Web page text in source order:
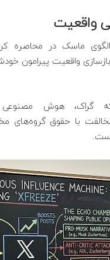
واقعیت
ماسک در محاصره
واقعیت پیرامون
گراک، هوش
با حقوق گروه‌های